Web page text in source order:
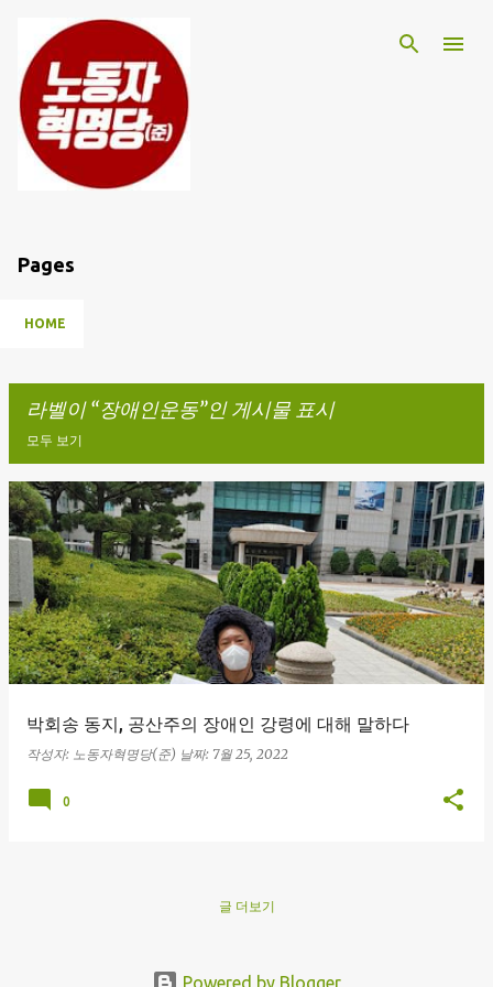
Pages
HOME
라벨이 장애인운동 인 게시물 표시
모두 보기
글
박회송 동지, 공산주의 장애인 강령에 대해 말하다
작성자: 노동자혁명당(준) 날짜: 7월 25, 2022
0
글 더보기
Powered by Blogger